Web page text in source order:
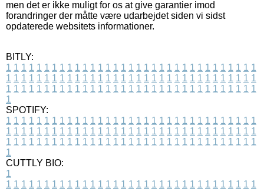
men det er ikke muligt for os at give garantier imod
forandringer der måtte være udarbejdet siden vi sidst
opdaterede websitets informationer.
BITLY:
1 1 1 1 1 1 1 1 1 1 1 1 1 1 1 1 1 1 1 1 1 1 1 1 1 1 1 1 1 1 1 1 1
1 1 1 1 1 1 1 1 1 1 1 1 1 1 1 1 1 1 1 1 1 1 1 1 1 1 1 1 1 1 1 1 1
1 1 1 1 1 1 1 1 1 1 1 1 1 1 1 1 1 1 1 1 1 1 1 1 1 1 1 1 1 1 1 1 1
1
SPOTIFY:
1 1 1 1 1 1 1 1 1 1 1 1 1 1 1 1 1 1 1 1 1 1 1 1 1 1 1 1 1 1 1 1 1
1 1 1 1 1 1 1 1 1 1 1 1 1 1 1 1 1 1 1 1 1 1 1 1 1 1 1 1 1 1 1 1 1
1 1 1 1 1 1 1 1 1 1 1 1 1 1 1 1 1 1 1 1 1 1 1 1 1 1 1 1 1 1 1 1 1
1
CUTTLY BIO:
1
1 1 1 1 1 1 1 1 1 1 1 1 1 1 1 1 1 1 1 1 1 1 1 1 1 1 1 1 1 1 1 1 1